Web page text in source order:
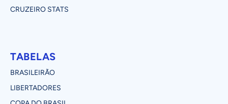
CRUZEIRO STATS
TABELAS
BRASILEIRÃO
LIBERTADORES